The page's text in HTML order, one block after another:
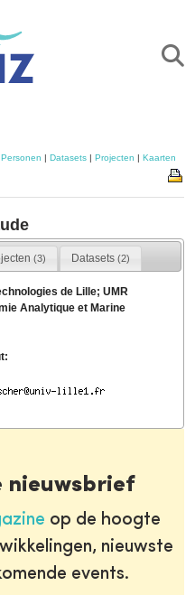
Personen | Datasets| Projecten | Kaarten
(3) Datasets (2)
de Lille; UMR
Analytique et Marine
nieuwsbrief
op de hoogte
nieuwste
events.